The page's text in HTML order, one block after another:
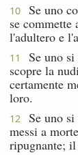
10
Se uno
se
l'adultero e
11
Se uno
scopre la
certamente
loro.
12
Se uno
messi a
ripugnante;